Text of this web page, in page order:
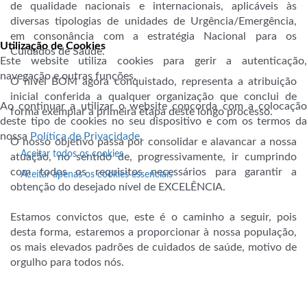
de qualidade nacionais e internacionais, aplicáveis às
diversas tipologias de unidades de Urgência/Emergência,
em consonância com a estratégia Nacional para os
Cuidados de Saúde.
O nível BOM agora conquistado, representa a atribuição
inicial conferida a qualquer organização que conclui de
forma exemplar a primeira etapa deste longo processo.
O nosso objetivo passa por consolidar e alavancar a nossa
atuação, no sentido de, progressivamente, ir cumprindo
com todos os requisitos necessários para garantir a
obtenção do desejado nível de EXCELÊNCIA.
Estamos convictos que, este é o caminho a seguir, pois
desta forma, estaremos a proporcionar à nossa população,
os mais elevados padrões de cuidados de saúde, motivo de
orgulho para todos nós.
Utilização de Cookies
Este website utiliza cookies para gerir a autenticação,
navegação e outras funções.
Ao continuar a utilizar o website concorda com a colocação
deste tipo de cookies no seu dispositivo e com os termos da
nossa Política de Privacidade.
Aceitar todos os cookies
Aceitar apenas os cookies essenciais